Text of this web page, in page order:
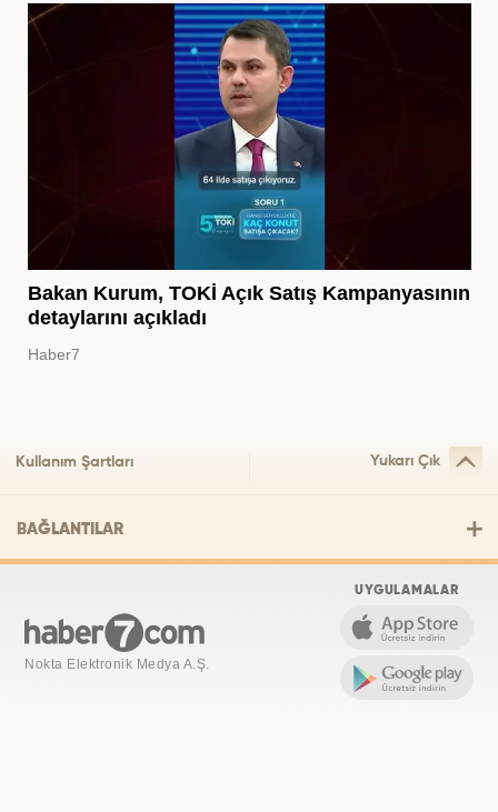
Bakan Kurum, TOKİ Açık Satış Kampanyasının
detaylarını açıkladı
Haber7
Kullanım Şartları Yukarı Çık
BAĞLANTILAR
Nokta Elektronik Medya A.Ş.
UYGULAMALAR